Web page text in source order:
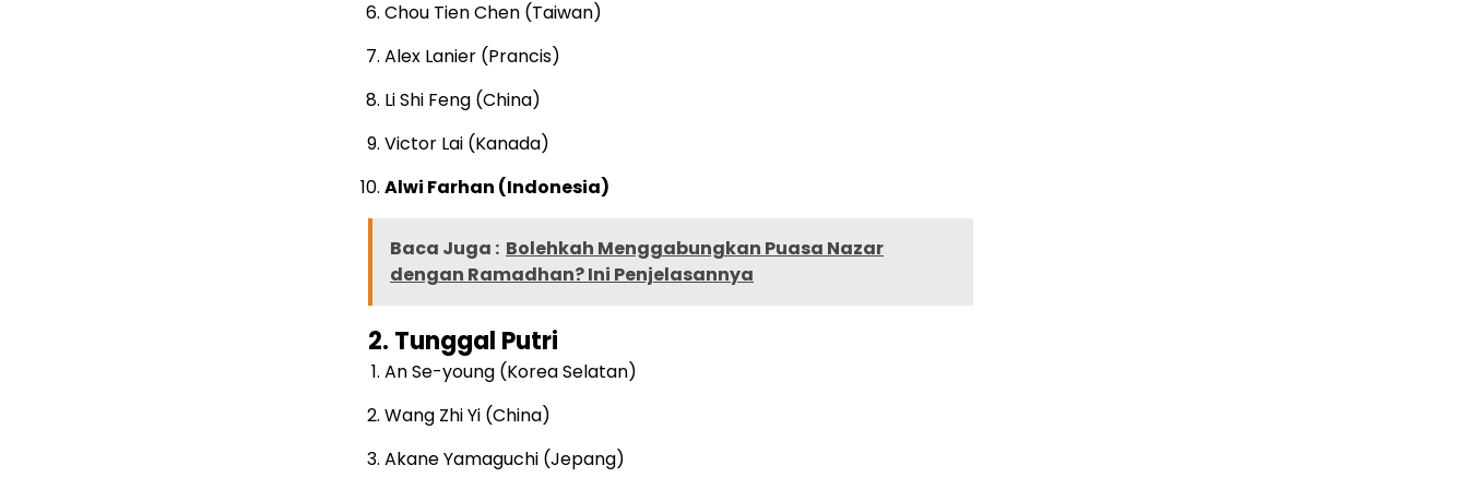
Chou Tien Chen (Taiwan)
Alex Lanier (Prancis)
Li Shi Feng (China)
Victor Lai (Kanada)
Alwi Farhan (Indonesia)
Baca Juga : Bolehkah Menggabungkan Puasa Nazar
dengan Ramadhan? Ini Penjelasannya
2. Tunggal Putri
An Se-young (Korea Selatan)
Wang Zhi Yi (China)
Akane Yamaguchi (Jepang)